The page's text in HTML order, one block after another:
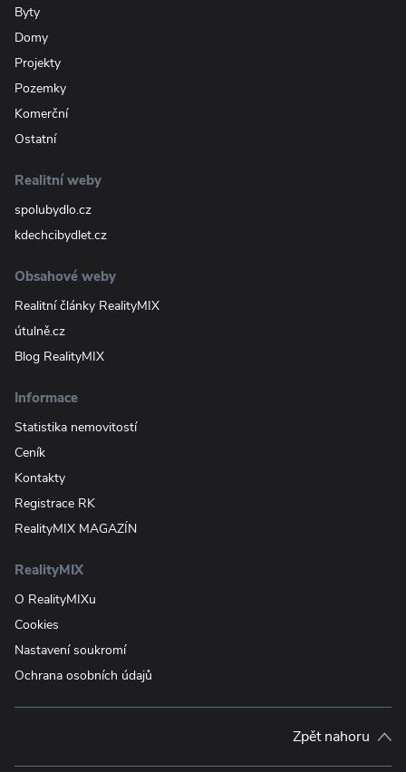
Byty
Domy
Projekty
Pozemky
Komerční
Ostatní
Realitní weby
spolubydlo.cz
kdechcibydlet.cz
Obsahové weby
Realitní články RealityMIX
útulně.cz
Blog RealityMIX
Informace
Statistika nemovitostí
Ceník
Kontakty
Registrace RK
RealityMIX MAGAZÍN
RealityMIX
O RealityMIXu
Cookies
Nastavení soukromí
Ochrana osobních údajů
Zpět nahoru